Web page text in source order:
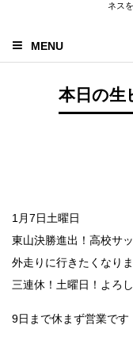
ネス
MENU
本日の生
1月7日土曜日
東山決勝進出！高校サ
外走りに行きたくなり
三連休！土曜日！よろ
9日まで休まず営業です